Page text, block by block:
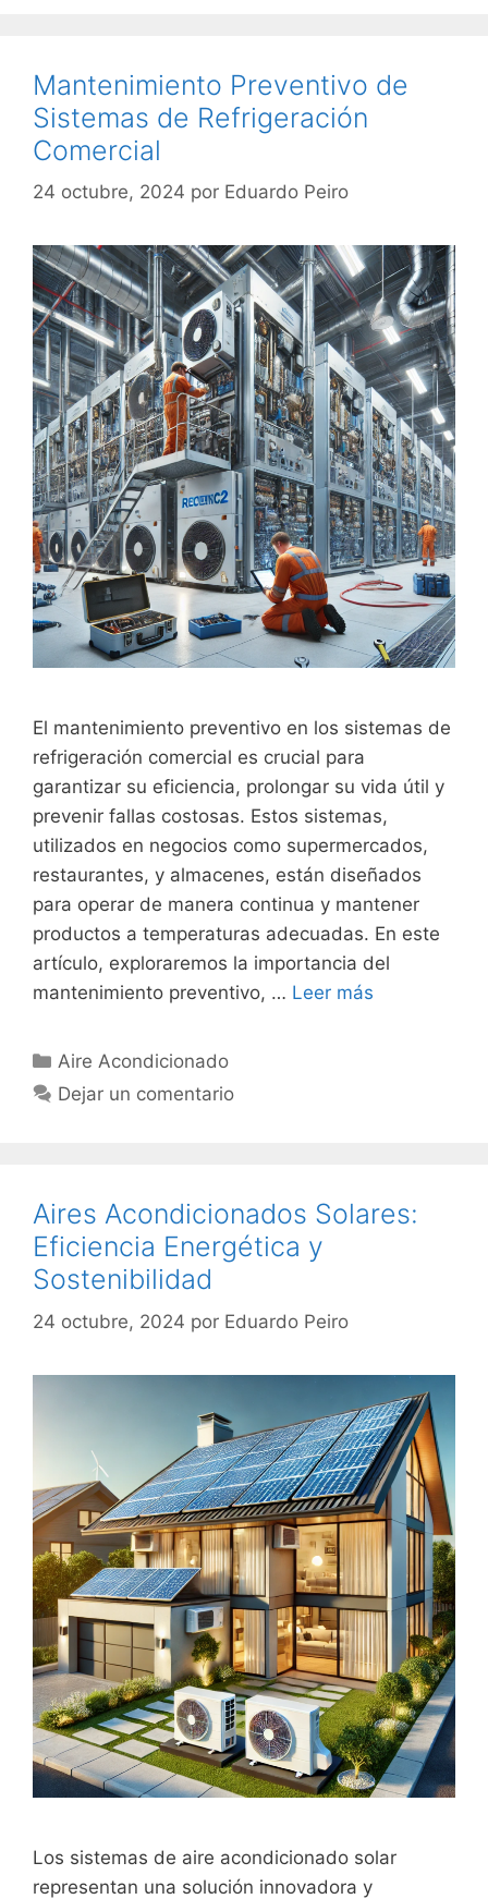
Mantenimiento Preventivo de
Sistemas de Refrigeración
Comercial
24 octubre, 2024 por Eduardo Peiro
El mantenimiento preventivo en los sistemas de
refrigeración comercial es crucial para
garantizar su eficiencia, prolongar su vida útil y
prevenir fallas costosas. Estos sistemas,
utilizados en negocios como supermercados,
restaurantes, y almacenes, están diseñados
para operar de manera continua y mantener
productos a temperaturas adecuadas. En este
artículo, exploraremos la importancia del
mantenimiento preventivo, … Leer más
Categorías
Aire Acondicionado
Dejar un comentario
Aires Acondicionados Solares:
Eficiencia Energética y
Sostenibilidad
24 octubre, 2024 por Eduardo Peiro
Los sistemas de aire acondicionado solar
representan una solución innovadora y